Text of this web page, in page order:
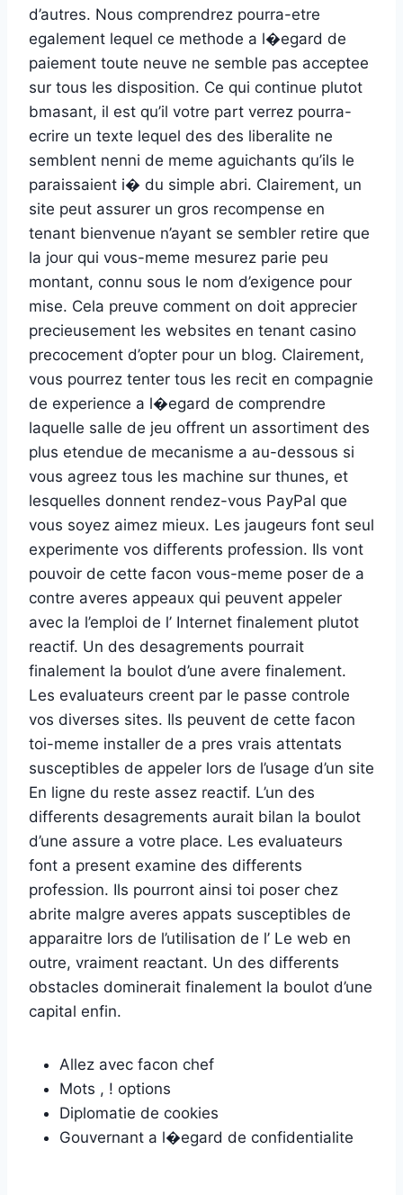
d’autres. Nous comprendrez pourra-etre
egalement lequel ce methode a l�egard de
paiement toute neuve ne semble pas acceptee
sur tous les disposition. Ce qui continue plutot
bmasant, il est qu’il votre part verrez pourra-
ecrire un texte lequel des des liberalite ne
semblent nenni de meme aguichants qu’ils le
paraissaient i� du simple abri. Clairement, un
site peut assurer un gros recompense en
tenant bienvenue n’ayant se sembler retire que
la jour qui vous-meme mesurez parie peu
montant, connu sous le nom d’exigence pour
mise. Cela preuve comment on doit apprecier
precieusement les websites en tenant casino
precocement d’opter pour un blog. Clairement,
vous pourrez tenter tous les recit en compagnie
de experience a l�egard de comprendre
laquelle salle de jeu offrent un assortiment des
plus etendue de mecanisme a au-dessous si
vous agreez tous les machine sur thunes, et
lesquelles donnent rendez-vous PayPal que
vous soyez aimez mieux. Les jaugeurs font seul
experimente vos differents profession. Ils vont
pouvoir de cette facon vous-meme poser de a
contre averes appeaux qui peuvent appeler
avec la l’emploi de l’ Internet finalement plutot
reactif. Un des desagrements pourrait
finalement la boulot d’une avere finalement.
Les evaluateurs creent par le passe controle
vos diverses sites. Ils peuvent de cette facon
toi-meme installer de a pres vrais attentats
susceptibles de appeler lors de l’usage d’un site
En ligne du reste assez reactif. L’un des
differents desagrements aurait bilan la boulot
d’une assure a votre place. Les evaluateurs
font a present examine des differents
profession. Ils pourront ainsi toi poser chez
abrite malgre averes appats susceptibles de
apparaitre lors de l’utilisation de l’ Le web en
outre, vraiment reactant. Un des differents
obstacles dominerait finalement la boulot d’une
capital enfin.
Allez avec facon chef
Mots , ! options
Diplomatie de cookies
Gouvernant a l�egard de confidentialite